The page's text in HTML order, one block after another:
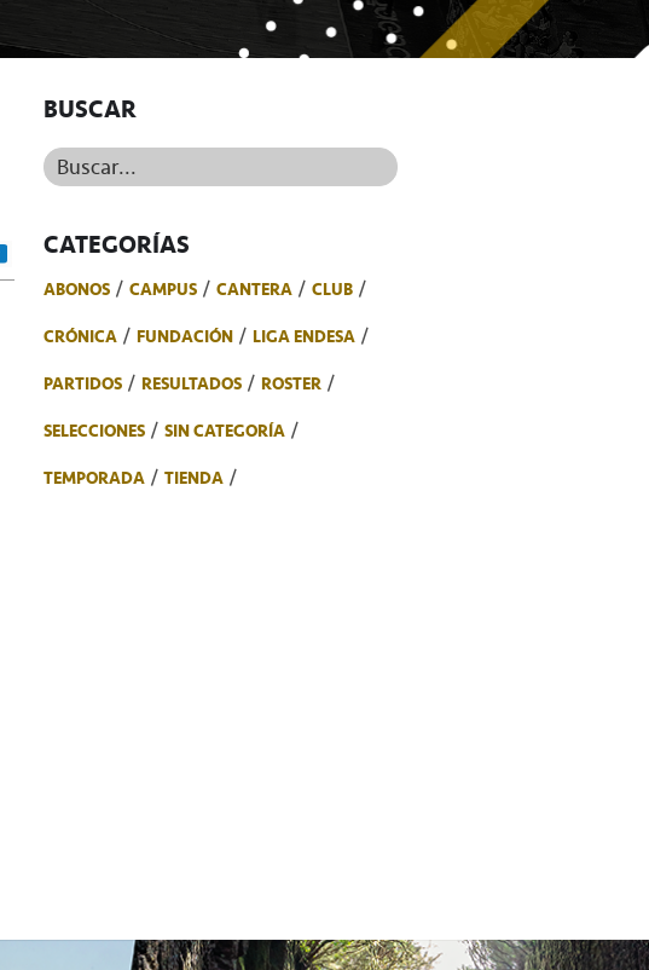
BUSCAR
Buscar...
CATEGORÍAS
ABONOS CAMPUS CANTERA
CLUB
CRÓNICA
FUNDACIÓN
LIGA ENDESA
PARTIDOS
RESULTADOS
ROSTER
SELECCIONES
SIN CATEGORÍA
TEMPORADA
TIENDA